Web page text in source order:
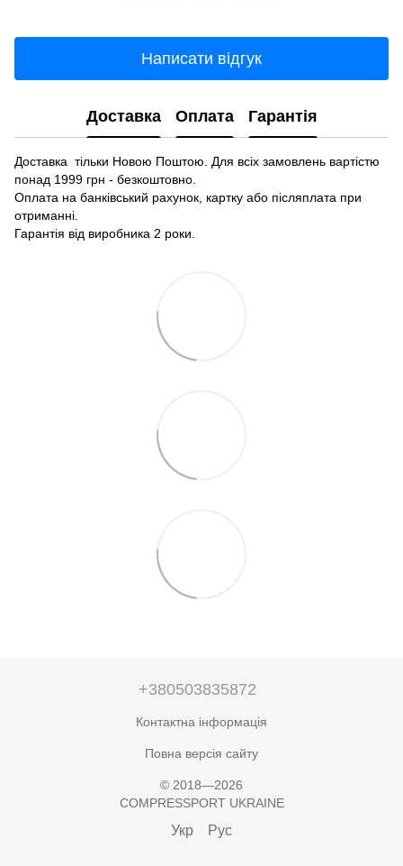
Написати відгук
Доставка Оплата Гарантія
Доставка тільки Новою Поштою. Для всіх замовлень вартістю
понад 1999 грн - безкоштовно.
Оплата на банківський рахунок, картку або післяплата при
отриманні.
Гарантія від виробника 2 роки.
+380503835872
Контактна інформація
Повна версія сайту
© 2018—2026
COMPRESSPORT UKRAINE
Укр Рус